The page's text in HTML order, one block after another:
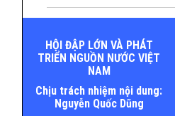
HỘI ĐẬP LỚN VÀ PHÁT
TRIỂN NGUỒN NƯỚC VIỆT
NAM
Chịu trách nhiệm nội dung:
Nguyễn Quốc Dũng